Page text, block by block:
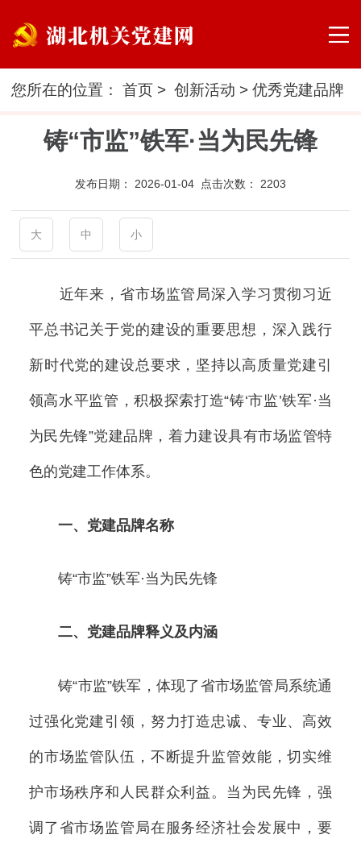
您所在的位置：首页 >创新活动 >优秀党建品牌
铸“市监”铁军·当为民先锋
发布日期： 2026-01-04 点击次数： 2203
大 中 小
近年来，省市场监管局深入学习贯彻习近
平总书记关于党的建设的重要思想，深入践行
新时代党的建设总要求，坚持以高质量党建引
领高水平监管，积极探索打造“铸‘市监’铁军·当
为民先锋”党建品牌，着力建设具有市场监管特
色的党建工作体系。
一、党建品牌名称
铸“市监”铁军·当为民先锋
二、党建品牌释义及内涵
铸“市监”铁军，体现了省市场监管局系统通
过强化党建引领，努力打造忠诚、专业、高效
的市场监管队伍，不断提升监管效能，切实维
护市场秩序和人民群众利益。当为民先锋，强
调了省市场监管局在服务经济社会发展中，要